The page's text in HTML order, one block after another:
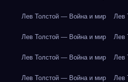
Лев Толстой — Война и мир Лев
Лев Толстой — Война и мир Лев
Лев Толстой — Война и мир Лев
Лев Толстой — Война и мир Лев